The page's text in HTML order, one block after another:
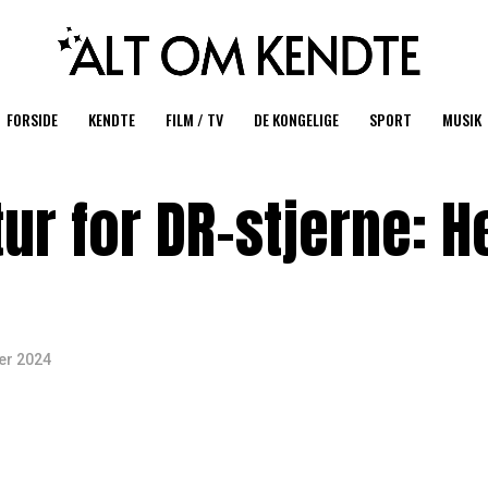
FORSIDE KENDTE FILM / TV DE KONGELIGE SPORT MUSIK
for DR-stjerne:
2024